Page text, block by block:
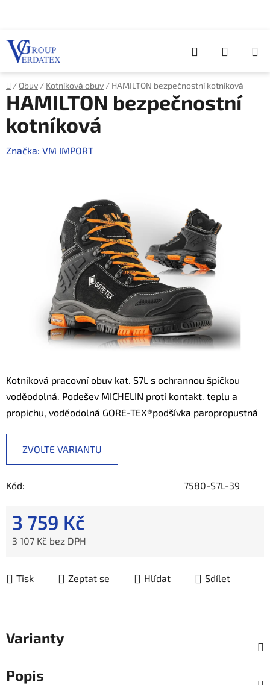
Hledat
KOŠÍK
Domů
/ Obuv / Kotníková obuv / HAMILTON bezpečnostní kotníková
Kotníková pracovní obuv kat. S7L s ochrannou špičkou
voděodolná. Podešev MICHELIN proti kontakt. teplu a
propichu, voděodolná GORE-TEX®podšívka paropropustná
ZVOLTE VARIANTU
Kód: 7580-S7L-39
3 759 Kč
3 107 Kč bez DPH
Tisk
Zeptat se Hlídat Sdílet
HAMILTON bezpečnostní
kotníková
Značka: VM IMPORT
Varianty
Popis